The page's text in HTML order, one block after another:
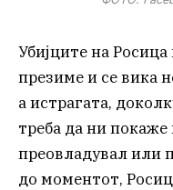
Убијците на
презиме и се вика
а истрагата,
треба да ни
преовладувал или
до моментот,